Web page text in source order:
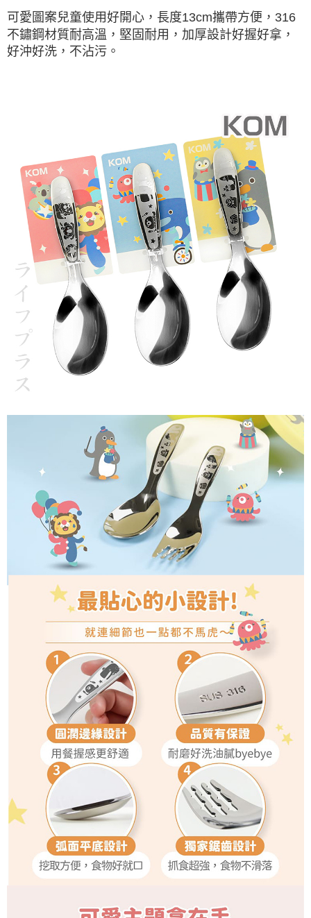
３．安心：先確認商品／服務後，再付款。
【「AFTEE先享後付」結帳流程】
１．於結帳方式選擇「AFTEE先享後付」後，將跳轉至「AFTEE先享後付」
※ 請注意：結帳手續完成當下不需立刻繳費，但若您需要取消訂單，請聯絡
購買商品的店家。未經商家同意取消之訂單仍視為有效，需透過AFTEE先享
※ 交易是否成功請以「AFTEE先享後付 」之結帳頁面顯示為準，若有關於
是否繳費成功／繳費後需取消欲退款等相關疑問，請聯繫「AFTEE先享後付
客戶支援中心」
https://netprotections.freshdesk.com/support/home
【注意事項】
１．透過由恩沛科技股份有限公司提供之「AFTEE先享後付」服務完成之交
易，需依本服務之必要範圍內提供個人資料，並將交易相關給付款項請求債
權轉讓予恩沛科技股份有限公司。
２．關於個人資料處理事宜，請瀏覽以下網址：
https://aftee.tw/terms/#terms3
３．未成年的使用者請事先徵得法定代理人或監護人之同意方可使用
「AFTEE先享後付」，若未經同意申辦者引起之損失，本公司不負相關責
４．使用「AFTEE先享後付」時，將依據個別帳號之用戶狀況，依本公司即
時審查核予不同之上限額度；若仍有額度不足之情形，本公司將視審查結果
請求用戶進行身份認證。
５．嚴禁一人註冊多個帳號或使用他人資訊註冊。若發現惡意使用之情形，
恩沛科技股份有限公司將有權停止該用戶之使用額度並採取法律行動。
運送方式
全家取貨付款三天後到
每筆NT$60，滿NT$490(含以上)免運費
7-11離島取貨付款
每筆NT$100，滿NT$1,000(含以上)免運費
本島宅配1~2天後到
每筆NT$80，滿NT$490(含以上)免運費
外島宅配
每筆NT$150，滿NT$3,000(含以上)免運費
貨到付款
每筆NT$150，滿NT$3,000(含以上)免運費
可愛圖案兒童使用好開心，長度13cm攜帶方便，316
不鏽鋼材質耐高溫，堅固耐用，加厚設計好握好拿，
好沖好洗，不沾污。